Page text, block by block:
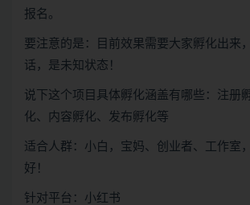
报名。
要注意的是：目前效果需要大家孵化出来
话，是未知状态！
说下这个项目具体孵化涵盖有哪些：注册
化、内容孵化、发布孵化等
适合人群：小白，宝妈、创业者、工作室
好！
针对平台：小红书